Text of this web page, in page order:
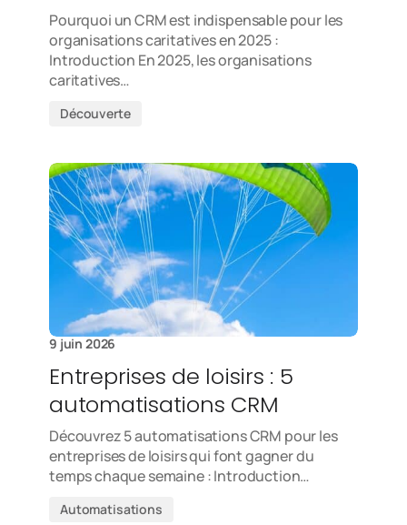
Pourquoi un CRM est indispensable pour les
organisations caritatives en 2025 :
Introduction En 2025, les organisations
caritatives…
Découverte
9 juin 2026
Entreprises de loisirs : 5
automatisations CRM
Découvrez 5 automatisations CRM pour les
entreprises de loisirs qui font gagner du
temps chaque semaine : Introduction…
Automatisations